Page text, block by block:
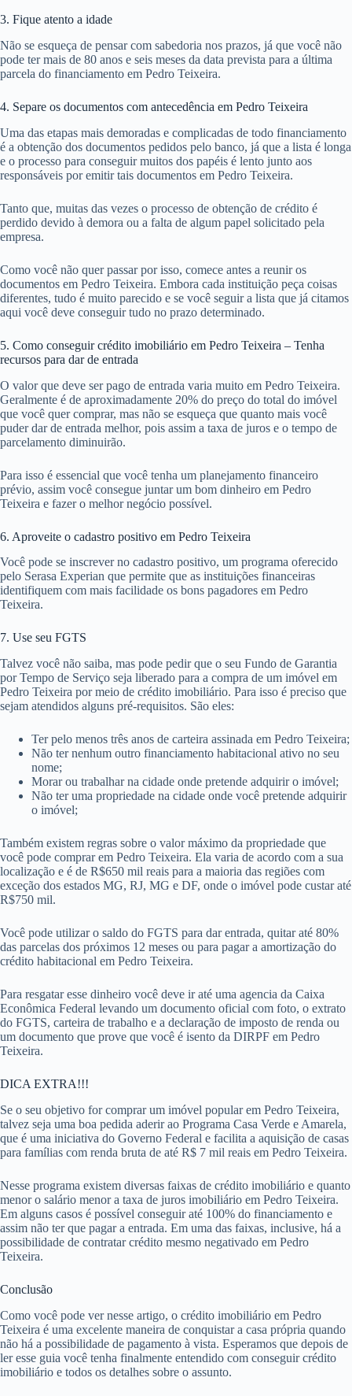
3. Fique atento a idade
Não se esqueça de pensar com sabedoria nos prazos, já que você não
pode ter mais de 80 anos e seis meses da data prevista para a última
parcela do financiamento em Pedro Teixeira.
4. Separe os documentos com antecedência em Pedro Teixeira
Uma das etapas mais demoradas e complicadas de todo financiamento
é a obtenção dos documentos pedidos pelo banco, já que a lista é longa
e o processo para conseguir muitos dos papéis é lento junto aos
responsáveis por emitir tais documentos em Pedro Teixeira.
Tanto que, muitas das vezes o processo de obtenção de crédito é
perdido devido à demora ou a falta de algum papel solicitado pela
empresa.
Como você não quer passar por isso, comece antes a reunir os
documentos em Pedro Teixeira. Embora cada instituição peça coisas
diferentes, tudo é muito parecido e se você seguir a lista que já citamos
aqui você deve conseguir tudo no prazo determinado.
5. Como conseguir crédito imobiliário em Pedro Teixeira – Tenha
recursos para dar de entrada
O valor que deve ser pago de entrada varia muito em Pedro Teixeira.
Geralmente é de aproximadamente 20% do preço do total do imóvel
que você quer comprar, mas não se esqueça que quanto mais você
puder dar de entrada melhor, pois assim a taxa de juros e o tempo de
parcelamento diminuirão.
Para isso é essencial que você tenha um planejamento financeiro
prévio, assim você consegue juntar um bom dinheiro em Pedro
Teixeira e fazer o melhor negócio possível.
6. Aproveite o cadastro positivo em Pedro Teixeira
Você pode se inscrever no cadastro positivo, um programa oferecido
pelo Serasa Experian que permite que as instituições financeiras
identifiquem com mais facilidade os bons pagadores em Pedro
Teixeira.
7. Use seu FGTS
Talvez você não saiba, mas pode pedir que o seu Fundo de Garantia
por Tempo de Serviço seja liberado para a compra de um imóvel em
Pedro Teixeira por meio de crédito imobiliário. Para isso é preciso que
sejam atendidos alguns pré-requisitos. São eles:
Ter pelo menos três anos de carteira assinada em Pedro Teixeira;
Não ter nenhum outro financiamento habitacional ativo no seu
nome;
Morar ou trabalhar na cidade onde pretende adquirir o imóvel;
Não ter uma propriedade na cidade onde você pretende adquirir
o imóvel;
Também existem regras sobre o valor máximo da propriedade que
você pode comprar em Pedro Teixeira. Ela varia de acordo com a sua
localização e é de R$650 mil reais para a maioria das regiões com
exceção dos estados MG, RJ, MG e DF, onde o imóvel pode custar até
R$750 mil.
Você pode utilizar o saldo do FGTS para dar entrada, quitar até 80%
das parcelas dos próximos 12 meses ou para pagar a amortização do
crédito habitacional em Pedro Teixeira.
Para resgatar esse dinheiro você deve ir até uma agencia da Caixa
Econômica Federal levando um documento oficial com foto, o extrato
do FGTS, carteira de trabalho e a declaração de imposto de renda ou
um documento que prove que você é isento da DIRPF em Pedro
Teixeira.
DICA EXTRA!!!
Se o seu objetivo for comprar um imóvel popular em Pedro Teixeira,
talvez seja uma boa pedida aderir ao Programa Casa Verde e Amarela,
que é uma iniciativa do Governo Federal e facilita a aquisição de casas
para famílias com renda bruta de até R$ 7 mil reais em Pedro Teixeira.
Nesse programa existem diversas faixas de crédito imobiliário e quanto
menor o salário menor a taxa de juros imobiliário em Pedro Teixeira.
Em alguns casos é possível conseguir até 100% do financiamento e
assim não ter que pagar a entrada. Em uma das faixas, inclusive, há a
possibilidade de contratar crédito mesmo negativado em Pedro
Teixeira.
Conclusão
Como você pode ver nesse artigo, o crédito imobiliário em Pedro
Teixeira é uma excelente maneira de conquistar a casa própria quando
não há a possibilidade de pagamento à vista. Esperamos que depois de
ler esse guia você tenha finalmente entendido com conseguir crédito
imobiliário e todos os detalhes sobre o assunto.